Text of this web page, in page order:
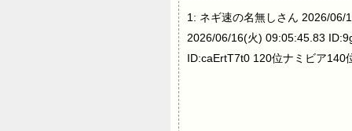
1: ネギ速の名無しさん 2026/
2026/06/16(火) 09:05:45.83
ID:caErtT7t0 120位ナミビア